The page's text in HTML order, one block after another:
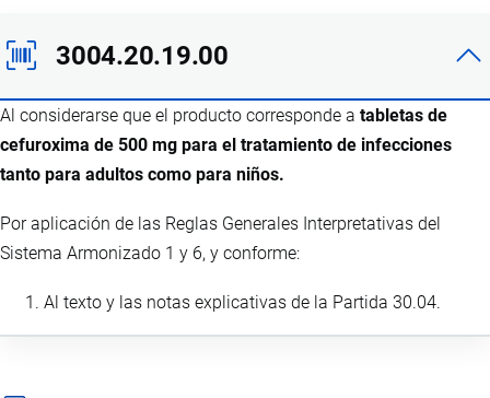
3004.20.19.00
Al considerarse que el producto corresponde a tabletas de
cefuroxima de 500 mg para el tratamiento de infecciones
tanto para adultos como para niños.
Por aplicación de las Reglas Generales Interpretativas del
Sistema Armonizado 1 y 6, y conforme:
Al texto y las notas explicativas de la Partida 30.04.